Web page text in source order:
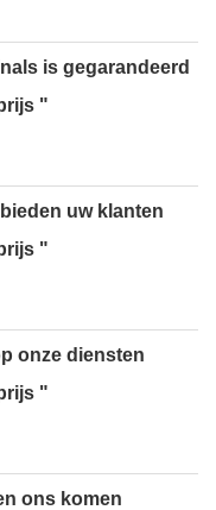
is gegarandeerd
"
uw klanten
"
onze diensten
"
ons komen